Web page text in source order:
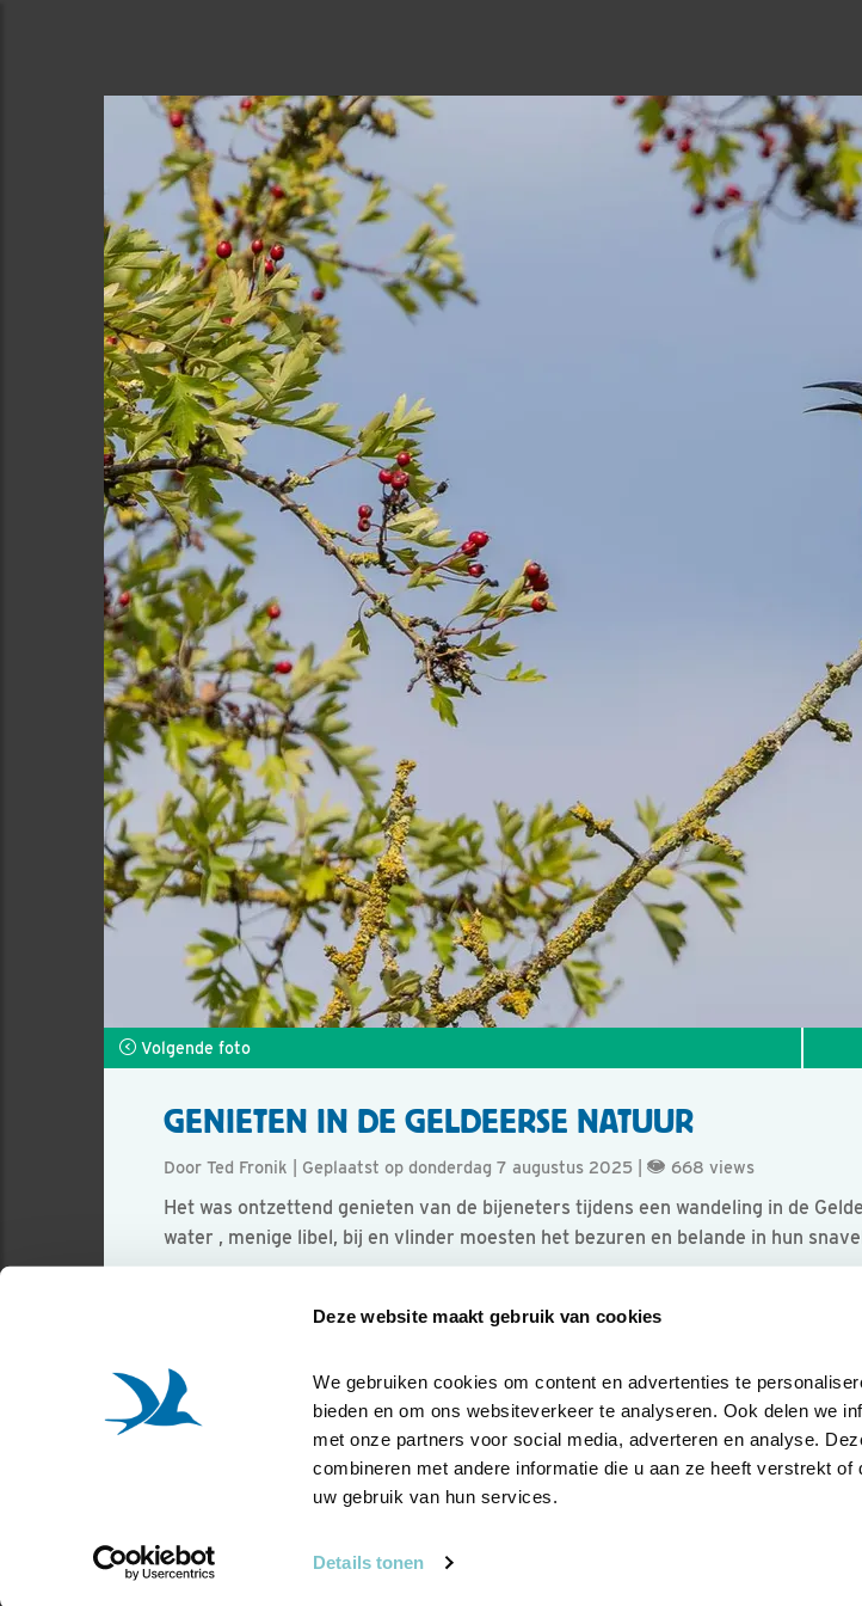
Deze website maakt gebruik van cookies
We gebruiken cookies om content en advertenties te
bieden en om ons websiteverkeer te analyseren. Ook delen we
met onze partners voor social media, adverteren en analyse.
combineren met andere informatie die u aan ze heeft verstrekt
uw gebruik van hun services.
Details tonen
Volgende foto
GENIETEN IN DE GELDEERSE NATUUR
Door Ted Fronik | Geplaatst op donderdag 7 augustus 2025 | 668 views
Het was ontzettend genieten van de bijeneters tijdens een wandeling in de
water , menige libel, bij en vlinder moesten het bezuren en belande in hun